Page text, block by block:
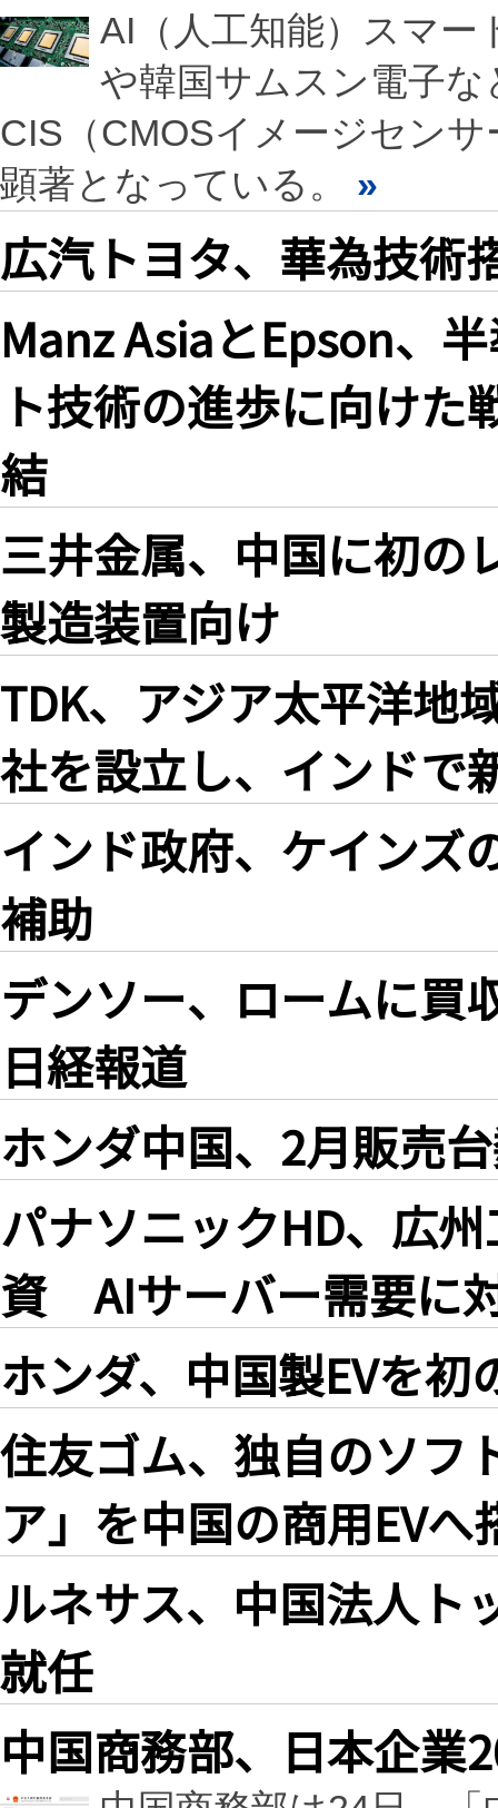
AI（人工知能）スマー
や韓国サムスン電子
CIS（CMOSイメージセン
顕著となっている。
»
広汽トヨタ、華為技術
Manz AsiaとEpson、
ト技術の進歩に向け
結
三井金属、中国に初
製造装置向け
TDK、アジア太平洋地
社を設立し、インドで
インド政府、ケインズ
補助
デンソー、ロームに
日経報道
ホンダ中国、2月販売
パナソニックHD、広
資 AIサーバー需要に
ホンダ、中国製EVを初
住友ゴム、独自のソフ
ア」を中国の商用EVへ
ルネサス、中国法人
就任
中国商務部、日本企業